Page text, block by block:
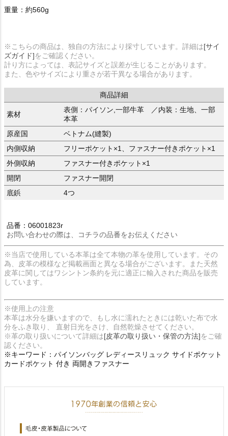
重量：約560g
※こちらの商品は、独自の方法により採寸しています。詳細は[サイ
ズガイド]をご確認ください。
計り方によっては、表記サイズと誤差が生じることがあります。
また、色やサイズにより重さが若干異なる場合があります。
商品詳細
素材
表側：パイソン,一部牛革 ／内装：生地、一部
本革
原産国
ベトナム(縫製)
内側収納
フリーポケット×1、ファスナー付きポケット×1
外側収納
ファスナー付きポケット×1
開閉
ファスナー開閉
底鋲
4つ
品番：06001823r
お問い合わせの際は、コチラの品番をお伝えください
※当店で使用している本革は全て本物の革を使用しています。その
為、皮革の模様など掲載画面と異なる場合がございます。また天然
皮革に関してはワシントン条約を元に適正に輸入された商品を販売
しています。
※使用上の注意
本革は水分を嫌いますので、もし水に濡れたときには乾いた布で水
分をふき取り、 直射日光をさけ、自然乾燥させてください。
※革の取り扱いについて詳細は[皮革の取り扱い・保管の方法]をご確
認ください。
※キーワード：パイソンバッグ レディースリュック サイドポケット
カードポケット 付き 両開きファスナー